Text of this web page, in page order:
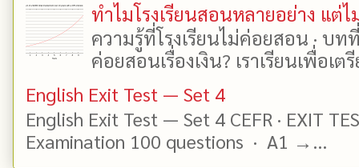
ทำไมโรงเรียนสอนหลายอย่าง แต่ไ
ความรู้ที่โรงเรียนไม่ค่อยสอน · บ
ค่อยสอนเรื่องเงิน? เราเรียนเพื่อเต
English Exit Test — Set 4
English Exit Test — Set 4 CEFR · EXIT
Examination 100 questions · A1 →...